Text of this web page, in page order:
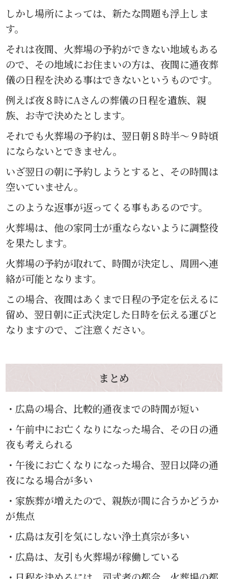
しかし場所によっては、新たな問題も浮上しま
す。
それは夜間、火葬場の予約ができない地域もある
ので、その地域にお住まいの方は、夜間に通夜葬
儀の日程を決める事はできないというものです。
例えば夜８時にAさんの葬儀の日程を遺族、親
族、お寺で決めたとします。
それでも火葬場の予約は、翌日朝８時半〜９時頃
にならないとできません。
いざ翌日の朝に予約しようとすると、その時間は
空いていません。
このような返事が返ってくる事もあるのです。
火葬場は、他の家同士が重ならないように調整役
を果たします。
火葬場の予約が取れて、時間が決定し、周囲へ連
絡が可能となります。
この場合、夜間はあくまで日程の予定を伝えるに
留め、翌日朝に正式決定した日時を伝える運びと
なりますので、ご注意ください。
まとめ
・広島の場合、比較的通夜までの時間が短い
・午前中にお亡くなりになった場合、その日の通
夜も考えられる
・午後にお亡くなりになった場合、翌日以降の通
夜になる場合が多い
・家族葬が増えたので、親族が間に合うかどうか
が焦点
・広島は友引を気にしない浄土真宗が多い
・広島は、友引も火葬場が稼働している